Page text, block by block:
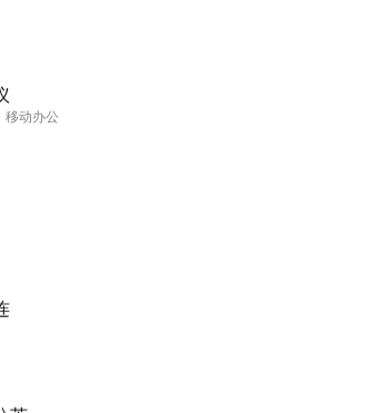
移动办公